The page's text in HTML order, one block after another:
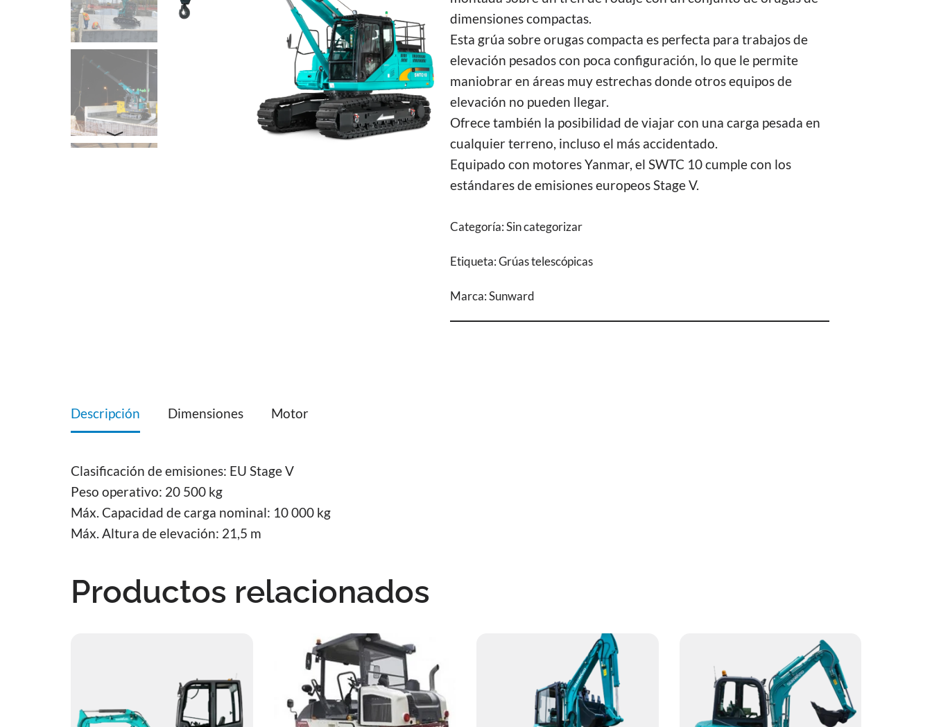
dimensiones compactas.
Esta grúa sobre orugas compacta es perfecta para trabajos de
elevación pesados ​​con poca configuración, lo que le permite
maniobrar en áreas muy estrechas donde otros equipos de
elevación no pueden llegar.
Ofrece también la posibilidad de viajar con una carga pesada en
cualquier terreno, incluso el más accidentado.
Equipado con motores Yanmar, el SWTC 10 cumple con los
estándares de emisiones europeos Stage V.
Categoría:Sin categorizar
Etiqueta:Grúas telescópicas
Marca:Sunward
Descripción Dimensiones Motor
Clasificación de emisiones: EU Stage V
Peso operativo: 20 500 kg
Máx. Capacidad de carga nominal: 10 000 kg
Máx. Altura de elevación: 21,5 m
Productos relacionados